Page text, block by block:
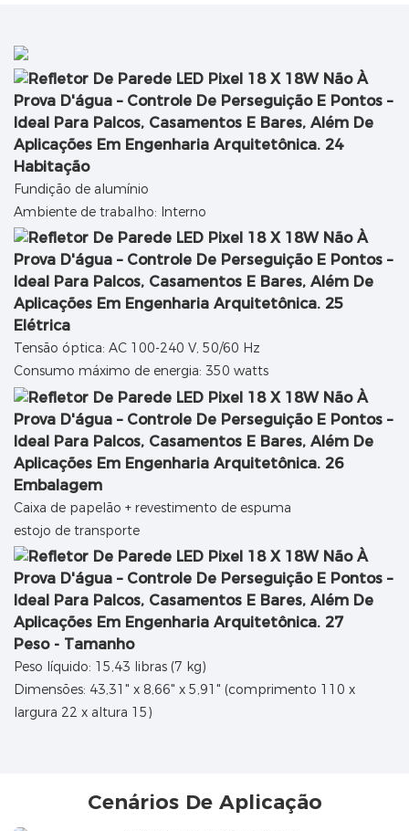
Habitação
Fundição de alumínio
Ambiente de trabalho: Interno
Elétrica
Tensão óptica: AC 100-240 V, 50/60 Hz
Consumo máximo de energia: 350 watts
Embalagem
Caixa de papelão + revestimento de espuma
estojo de transporte
Peso - Tamanho
Peso líquido: 15,43 libras (7 kg)
Dimensões: 43,31" x 8,66" x 5,91" (comprimento 110 x
largura 22 x altura 15)
Cenários De Aplicação